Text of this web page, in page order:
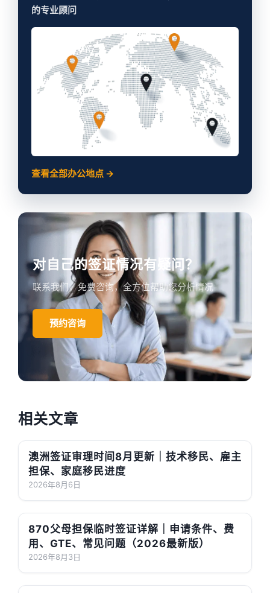
的专业顾问
查看全部办公地点 →
对自己的签证情况有疑问？
联系我们，免费咨询，全方位帮助您分析情况
预约咨询
相关文章
澳洲签证审理时间8月更新｜技术移民、雇主
担保、家庭移民进度
2026年8月6日
870父母担保临时签证详解｜申请条件、费
用、GTE、常见问题（2026最新版）
2026年8月3日